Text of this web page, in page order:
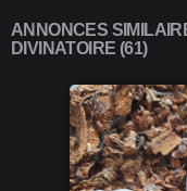
ANNONCES
DIVINATOIRE (61)